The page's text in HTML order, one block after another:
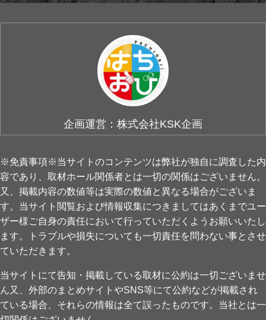
企画運営：株式会社KSK企画
※免責事項※当サイトのコンテンツは弊社が独自に調査した内
容であり、取材ホール関係者とは一切の関係はございません。
又、掲載内容の数値等は実際の数値と異なる場合がございま
す。当サイト閲覧および情報収集につきましてはあくまでユー
ザー様ご自身の責任において行っていただくようお願いいたし
ます。トラブルや損失についても一切責任を問わない事とさせ
ていただきます。
当サイトにて告知・掲載している取材に公約は一切ございませ
ん又、外部のまとめサイトやSNS等にて公約などが掲載され
ている場合、それらの情報は全て誤ったものです。当社とは一